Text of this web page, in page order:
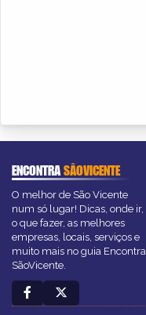
ENCONTRASÃOVICENTE
O melhor de São Vicente
num só lugar! Dicas, onde ir,
o que fazer, as melhores
empresas, locais, serviços e
muito mais no guia Encontra
SãoVicente.